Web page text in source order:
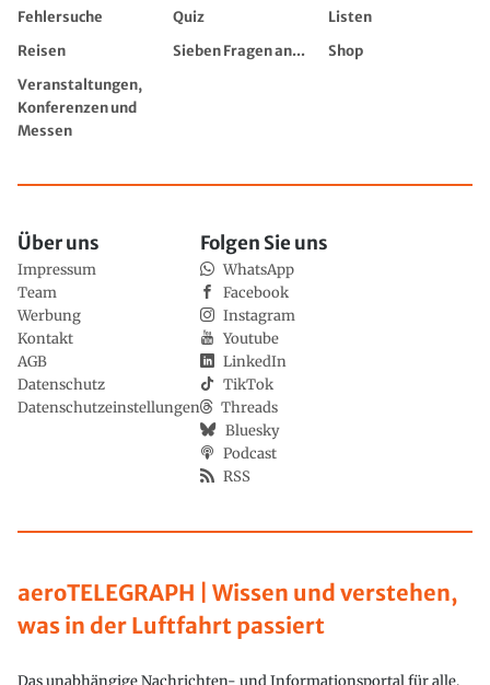
Fehlersuche
Quiz
Listen
Reisen
Sieben Fragen an...
Shop
Veranstaltungen,
Konferenzen und
Messen
aeroTELEGRAPH | Wissen und verstehen,
was in der Luftfahrt passiert
Das unabhängige Nachrichten- und Informationsportal für alle,
Über uns
Impressum
Team
Werbung
Kontakt
AGB
Datenschutz
Datenschutzeinstellungen
Folgen Sie uns
WhatsApp
Facebook
Instagram
Youtube
LinkedIn
TikTok
Threads
Bluesky
Podcast
RSS